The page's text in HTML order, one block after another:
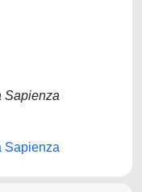
Sapienza
Sapienza